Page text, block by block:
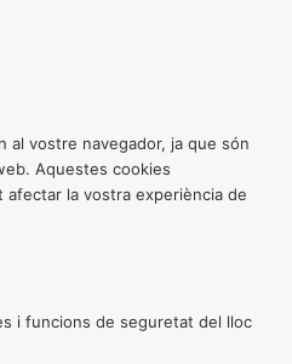
al vostre navegador, ja que són
Aquestes cookies
afectar la vostra experiència de
i funcions de seguretat del lloc